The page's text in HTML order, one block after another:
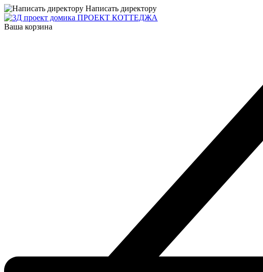
Написать директору
ПРОЕКТ КОТТЕДЖА
Ваша корзина